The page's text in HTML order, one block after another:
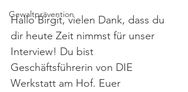
Gewaltprävention
Hallo Birgit, vielen Dank, dass du
dir heute Zeit nimmst für unser
Interview! Du bist
Geschäftsführerin von DIE
Werkstatt am Hof. Euer